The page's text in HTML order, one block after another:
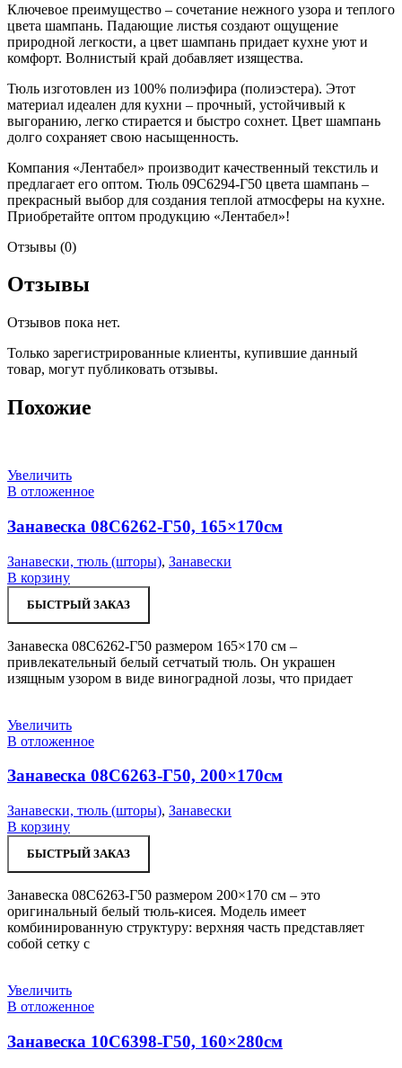
Ключевое преимущество – сочетание нежного узора и теплого
цвета шампань. Падающие листья создают ощущение
природной легкости, а цвет шампань придает кухне уют и
комфорт. Волнистый край добавляет изящества.
Тюль изготовлен из 100% полиэфира (полиэстера). Этот
материал идеален для кухни – прочный, устойчивый к
выгоранию, легко стирается и быстро сохнет. Цвет шампань
долго сохраняет свою насыщенность.
Компания «Лентабел» производит качественный текстиль и
предлагает его оптом. Тюль 09С6294-Г50 цвета шампань –
прекрасный выбор для создания теплой атмосферы на кухне.
Приобретайте оптом продукцию «Лентабел»!
Отзывы (0)
Отзывы
Отзывов пока нет.
Только зарегистрированные клиенты, купившие данный
товар, могут публиковать отзывы.
Похожие
Увеличить
В отложенное
Занавеска 08С6262-Г50, 165×170см
Занавески, тюль (шторы), Занавески
В корзину
БЫСТРЫЙ ЗАКАЗ
Занавеска 08С6262-Г50 размером 165×170 см –
привлекательный белый сетчатый тюль. Он украшен
изящным узором в виде виноградной лозы, что придает
Увеличить
В отложенное
Занавеска 08С6263-Г50, 200×170см
Занавески, тюль (шторы), Занавески
В корзину
БЫСТРЫЙ ЗАКАЗ
Занавеска 08С6263-Г50 размером 200×170 см – это
оригинальный белый тюль-кисея. Модель имеет
комбинированную структуру: верхняя часть представляет
собой сетку с
Увеличить
В отложенное
Занавеска 10С6398-Г50, 160×280см